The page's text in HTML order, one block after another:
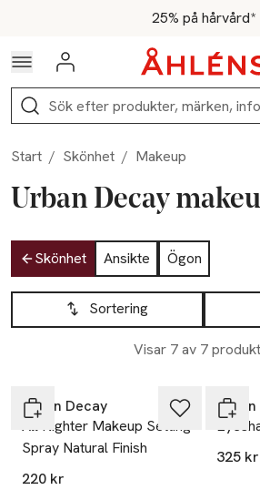
Hoppa till navigationsmenyn25% på hårvård*
För medlemmar -
Logga in
Sök
Start / Skönhet / Makeup
Urban Decay
Hoppa till produktsidan
Skönhet Ansikte
Ögon
Hoppa till produktsidan
Sortering
Visar 7 av 7
Lista över produkter
Urban Decay
All Nighter Makeup Setting
Spray Natural Finish
220 kr
325 kr